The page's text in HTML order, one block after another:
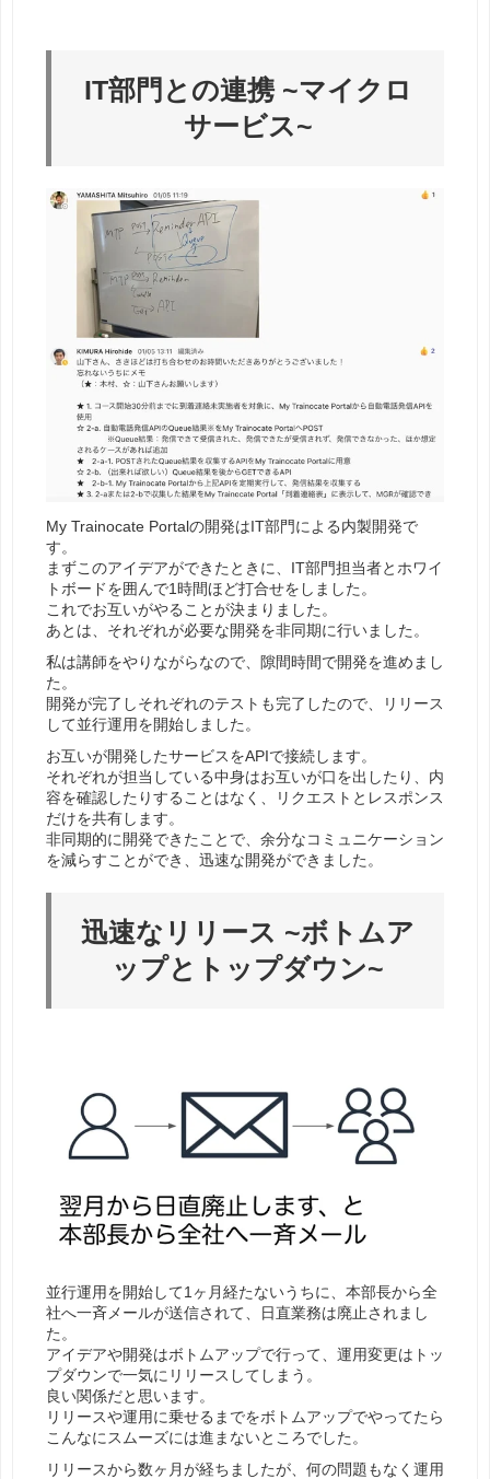
IT部門との連携 ~マイクロ
サービス~
My Trainocate Portalの開発はIT部門による内製開発で
す。
まずこのアイデアができたときに、IT部門担当者とホワイ
トボードを囲んで1時間ほど打合せをしました。
これでお互いがやることが決まりました。
あとは、それぞれが必要な開発を非同期に行いました。
私は講師をやりながらなので、隙間時間で開発を進めまし
た。
開発が完了しそれぞれのテストも完了したので、リリース
して並行運用を開始しました。
お互いが開発したサービスをAPIで接続します。
それぞれが担当している中身はお互いが口を出したり、内
容を確認したりすることはなく、リクエストとレスポンス
だけを共有します。
非同期的に開発できたことで、余分なコミュニケーション
を減らすことができ、迅速な開発ができました。
迅速なリリース ~ボトムア
ップとトップダウン~
並行運用を開始して1ヶ月経たないうちに、本部長から全
社へ一斉メールが送信されて、日直業務は廃止されまし
た。
アイデアや開発はボトムアップで行って、運用変更はトッ
プダウンで一気にリリースしてしまう。
良い関係だと思います。
リリースや運用に乗せるまでをボトムアップでやってたら
こんなにスムーズには進まないところでした。
リリースから数ヶ月が経ちましたが、何の問題もなく運用